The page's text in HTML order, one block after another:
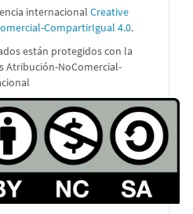
internacional Creative
CompartirIgual 4.0.
están protegidos con la
Atribución-NoComercial-